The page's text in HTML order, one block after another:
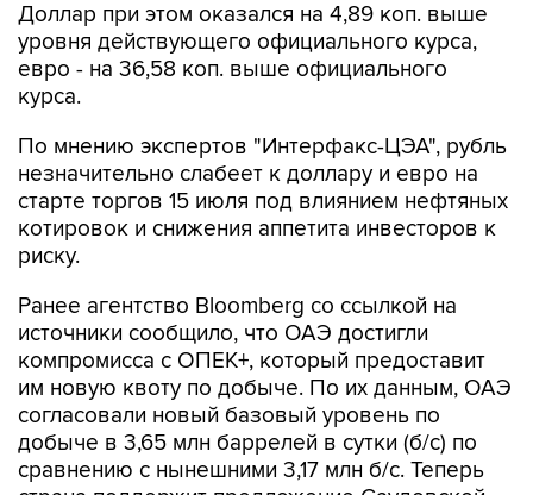
Доллар при этом оказался на 4,89 коп. выше
уровня действующего официального курса,
евро - на 36,58 коп. выше официального
курса.
По мнению экспертов "Интерфакс-ЦЭА", рубль
незначительно слабеет к доллару и евро на
старте торгов 15 июля под влиянием нефтяных
котировок и снижения аппетита инвесторов к
риску.
Ранее агентство Bloomberg со ссылкой на
источники сообщило, что ОАЭ достигли
компромисса с ОПЕК+, который предоставит
им новую квоту по добыче. По их данным, ОАЭ
согласовали новый базовый уровень по
добыче в 3,65 млн баррелей в сутки (б/с) по
сравнению с нынешними 3,17 млн б/с. Теперь